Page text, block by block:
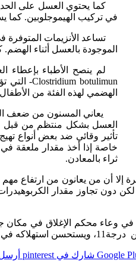
كما يحتوي العسل على
في تركيب الهيموجلوبين. كما
تساعد الأنزيمات
الموجودة بالعسل أثناء
لم ينصح الأطباء بإعطاء
Clostridium botulimun-
التي
الهضمي لهذه الفئة من
يعاني المسنون من ضعف
العسل بشكل منتظم من قبل
تأثير وقائي ضد بعض أنواع
خاصة إذا أخذ مقدار ملعقة في
ثراء بالمعادن.
ستة أشهر..
شارك في pinterest